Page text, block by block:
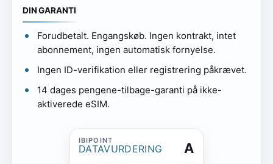
DIN GARANTI
Forudbetalt. Engangskøb. Ingen kontrakt, intet
abonnement, ingen automatisk fornyelse.
Ingen ID-verifikation eller registrering påkrævet.
14 dages pengene-tilbage-garanti på ikke-
aktiverede eSIM.
DATAVURDERING A